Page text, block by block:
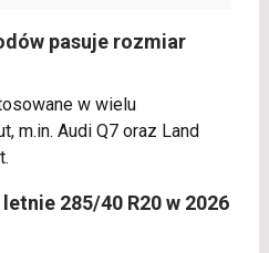
pasuje rozmiar
w wielu
m.in. Audi Q7 oraz Land
285/40 R20 w 2026